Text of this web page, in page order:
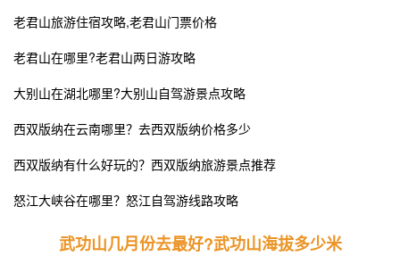
​老君山旅游住宿攻略,老君山门票价格
老君山在哪里?老君山两日游攻略
大别山在湖北哪里?大别山自驾游景点攻略
​西双版纳在云南哪里？去西双版纳价格多少
西双版纳有什么好玩的？西双版纳旅游景点推荐
怒江大峡谷在哪里？怒江自驾游线路攻略
​武功山几月份去最好?武功山海拔多少米